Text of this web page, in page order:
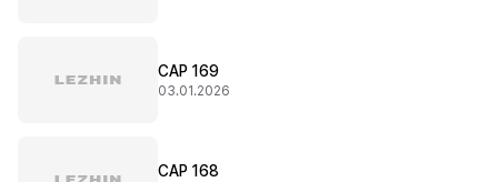
CAP 169
03.01.2026
CAP 168